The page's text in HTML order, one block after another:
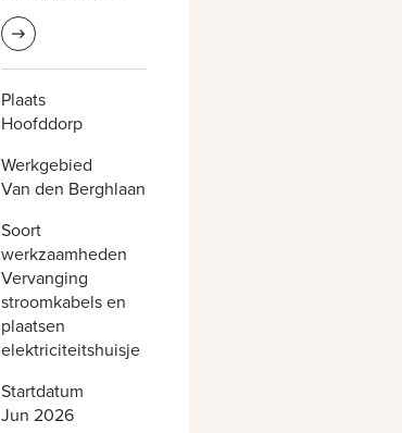
Plaats
Hoofddorp
Werkgebied
Van den Berghlaan
Soort
werkzaamheden
Vervanging
stroomkabels en
plaatsen
elektriciteitshuisje
Startdatum
Jun 2026